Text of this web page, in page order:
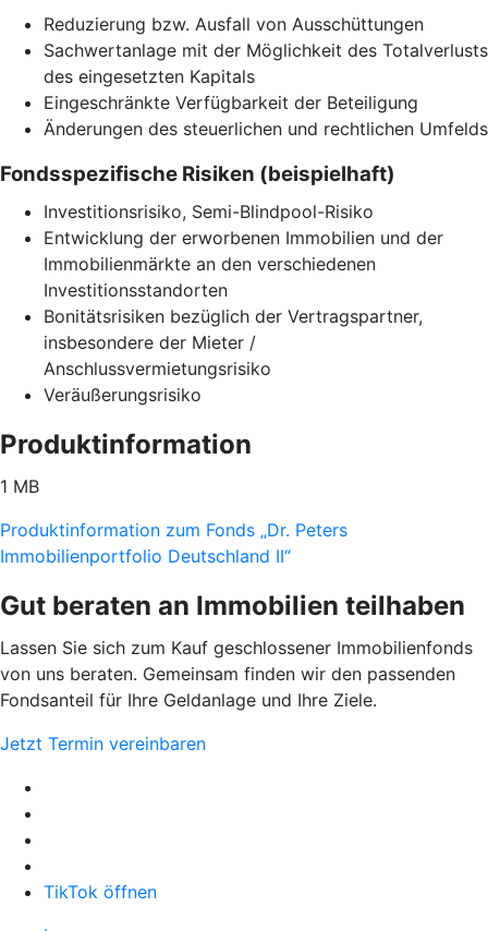
Reduzierung bzw. Ausfall von Ausschüttungen
Sachwertanlage mit der Möglichkeit des Totalverlusts
des eingesetzten Kapitals
Eingeschränkte Verfügbarkeit der Beteiligung
Änderungen des steuerlichen und rechtlichen Umfelds
Fondsspezifische Risiken (beispielhaft)
Investitionsrisiko, Semi-Blindpool-Risiko
Entwicklung der erworbenen Immobilien und der
Immobilienmärkte an den verschiedenen
Investitionsstandorten
Bonitätsrisiken bezüglich der Vertragspartner,
insbesondere der Mieter /
Anschlussvermietungsrisiko
Veräußerungsrisiko
Produktinformation
1 MB
Produktinformation zum Fonds „Dr. Peters
Immobilienportfolio Deutschland II“
Gut beraten an Immobilien teilhaben
Lassen Sie sich zum Kauf geschlossener Immobilienfonds
von uns beraten. Gemeinsam finden wir den passenden
Fondsanteil für Ihre Geldanlage und Ihre Ziele.
Jetzt Termin vereinbaren
TikTok öffnen